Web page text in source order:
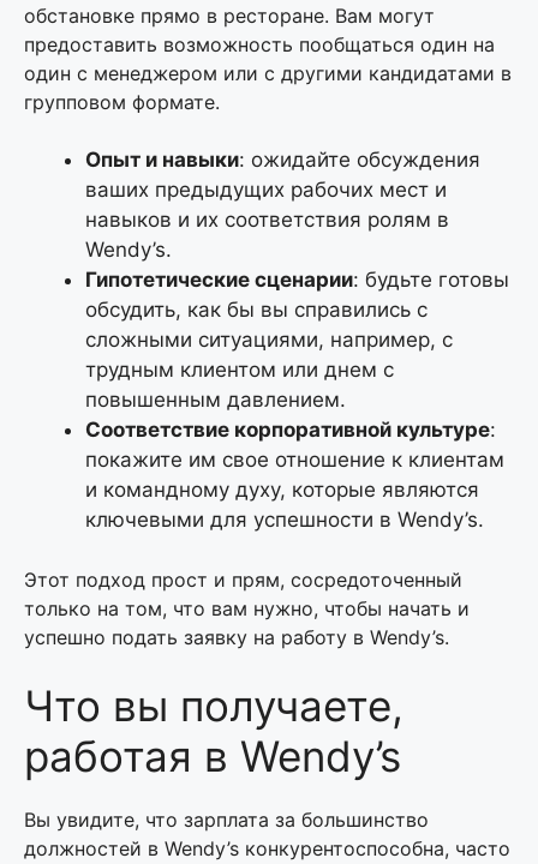
обстановке прямо в ресторане. Вам могут
предоставить возможность пообщаться один на
один с менеджером или с другими кандидатами в
групповом формате.
Опыт и навыки: ожидайте обсуждения
ваших предыдущих рабочих мест и
навыков и их соответствия ролям в
Wendy’s.
Гипотетические сценарии: будьте готовы
обсудить, как бы вы справились с
сложными ситуациями, например, с
трудным клиентом или днем с
повышенным давлением.
Соответствие корпоративной культуре:
покажите им свое отношение к клиентам
и командному духу, которые являются
ключевыми для успешности в Wendy’s.
Этот подход прост и прям, сосредоточенный
только на том, что вам нужно, чтобы начать и
успешно подать заявку на работу в Wendy’s.
Что вы получаете,
работая в Wendy’s
Вы увидите, что зарплата за большинство
должностей в Wendy’s конкурентоспособна, часто